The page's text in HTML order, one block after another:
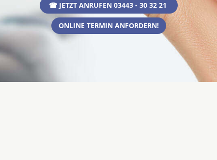
☎ JETZT ANRUFEN 03443 - 30 32 21
ONLINE TERMIN ANFORDERN!